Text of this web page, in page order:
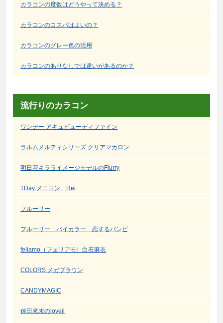
カラコンの度数はどうやって決める？
カラコンのコスパはよいの？
カラコンのグレー色の活用
カラコンのありなしでは違いがあるのか？
流行りのカラコン
ワンデー アキュビューディファイン
ラルムメルティシリーズ クリアマカロン
明日花キラライメージモデルのFlurry
1Day メニコン Rei
フルーリー
フルーリー バイカラー 恋するバンビ
feliamo（フェリアモ）白石麻衣
COLORS メガブラウン
CANDYMAGIC
倖田來未のloveil